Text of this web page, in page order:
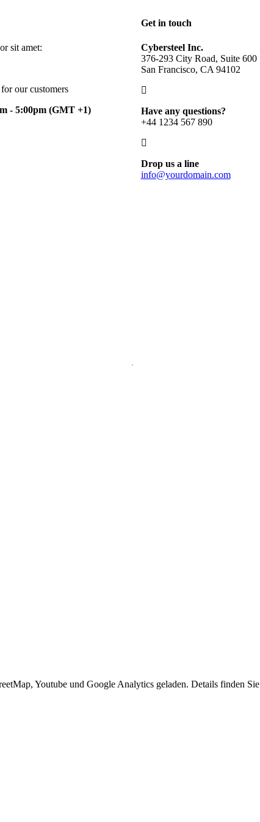
sit amet:
our customers
- 5:00pm (GMT +1)
Get in touch
Cybersteel Inc.
376-293 City Road, Suite 600
San Francisco, CA 94102
Have any questions?
+44 1234 567 890
Drop us a line
info@yourdomain.com
Youtube und Google Analytics geladen. Details finden Sie